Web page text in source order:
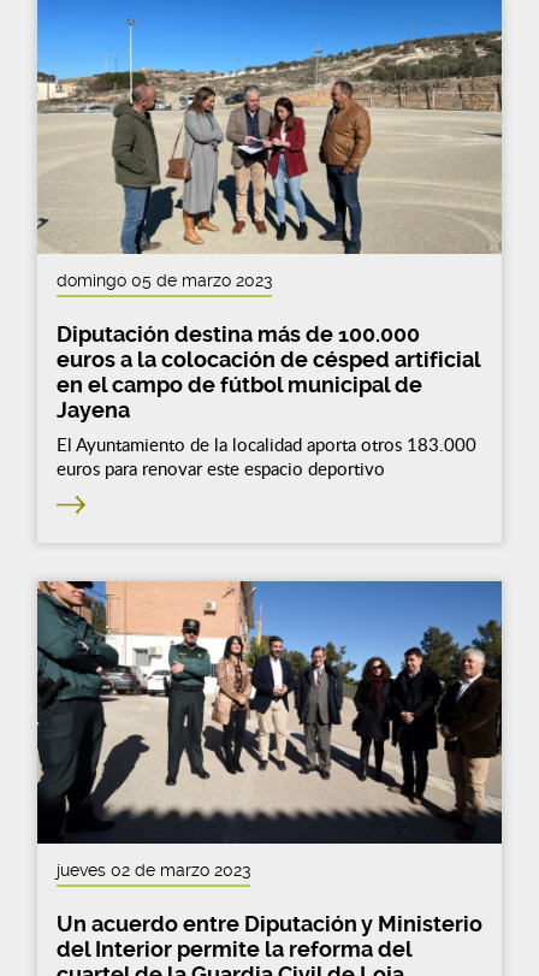
domingo 05 de marzo 2023
Diputación destina más de 100.000
euros a la colocación de césped artificial
en el campo de fútbol municipal de
Jayena
El Ayuntamiento de la localidad aporta otros 183.000
euros para renovar este espacio deportivo
jueves 02 de marzo 2023
Un acuerdo entre Diputación y Ministerio
del Interior permite la reforma del